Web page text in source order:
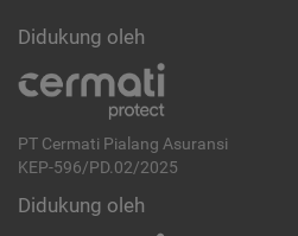
Didukung oleh
PT Cermati Pialang Asuransi
KEP-596/PD.02/2025
Didukung oleh